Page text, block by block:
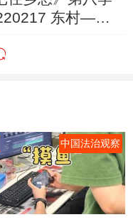
东村——
中国法治观察